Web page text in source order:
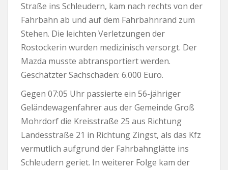
Straße ins Schleudern, kam nach rechts von der
Fahrbahn ab und auf dem Fahrbahnrand zum
Stehen. Die leichten Verletzungen der
Rostockerin wurden medizinisch versorgt. Der
Mazda musste abtransportiert werden.
Geschätzter Sachschaden: 6.000 Euro.
Gegen 07:05 Uhr passierte ein 56-jähriger
Geländewagenfahrer aus der Gemeinde Groß
Mohrdorf die Kreisstraße 25 aus Richtung
Landesstraße 21 in Richtung Zingst, als das Kfz
vermutlich aufgrund der Fahrbahnglätte ins
Schleudern geriet. In weiterer Folge kam der